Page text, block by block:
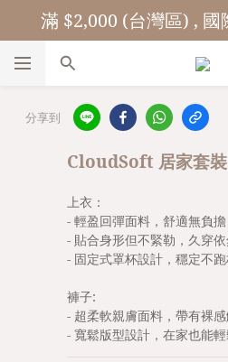
滿 $2,000 (台灣區) , 國
分享到
CloudSoft 居家套
上衣：
- 輕盈回彈面料，舒適無負擔
- 貼合身形但不緊勒，久穿
- 固定式罩杯設計，穩定不
褲子:
- 超柔軟親膚面料，帶有裸
- 寬鬆版型設計，在家也能